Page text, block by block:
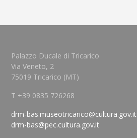
Palazzo Ducale di Tricarico
Via Veneto, 2
75019 Tricarico (MT)
T +39 0835 726268
drm-bas.museotricarico@cultura.gov.it
drm-bas@pec.cultura.gov.it